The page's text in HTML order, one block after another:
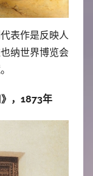
表作是反映人
纳世界博览会
，1873年